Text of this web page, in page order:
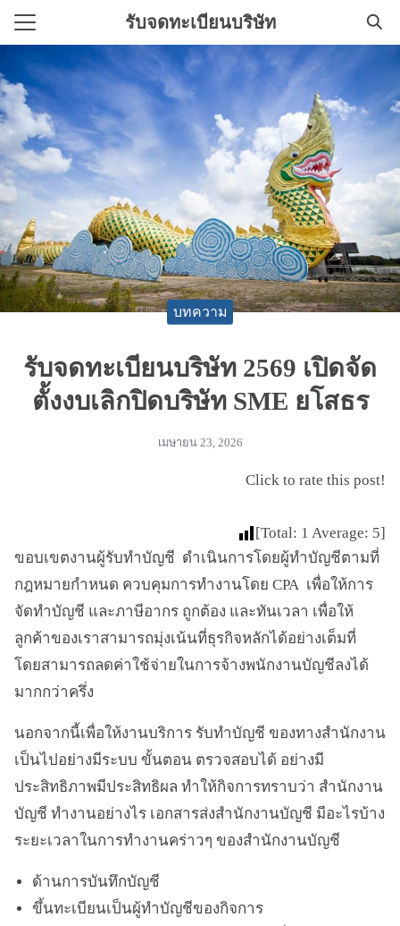
รับจดทะเบียนบริษัท
ารทําบัญชี
ทะเบียนบริษัทใหม่
บทความ
รับจดทะเบียนบริษัท 2569 เปิดจัด
ตั้งงบเลิกปิดบริษัท SME ยโสธร
เมษายน 23, 2026
Click to rate this post!
[Total: 1 Average: 5]
ขอบเขตงานผู้รับทำบัญชี ดำเนินการโดยผู้ทำบัญชีตามที่
กฎหมายกำหนด ควบคุมการทำงานโดย CPA เพื่อให้การ
จัดทำบัญชี และภาษีอากร ถูกต้อง และทันเวลา เพื่อให้
ลูกค้าของเราสามารถมุ่งเน้นที่ธุรกิจหลักได้อย่างเต็มที่
โดยสามารถลดค่าใช้จ่ายในการจ้างพนักงานบัญชีลงได้
มากกว่าครึ่ง
นอกจากนี้เพื่อให้งานบริการ รับทำบัญชี ของทางสำนักงาน
เป็นไปอย่างมีระบบ ขั้นตอน ตรวจสอบได้ อย่างมี
ประสิทธิภาพมีประสิทธิผล ทำให้กิจการทราบว่า สำนักงาน
บัญชี ทำงานอย่างไร เอกสารส่งสำนักงานบัญชี มีอะไรบ้าง
ระยะเวลาในการทำงานคร่าวๆ ของสำนักงานบัญชี
ด้านการบันทึกบัญชี
ขึ้นทะเบียนเป็นผู้ทำบัญชีของกิจการ